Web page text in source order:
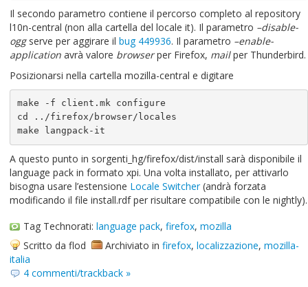
Il secondo parametro contiene il percorso completo al repository
l10n-central (non alla cartella del locale it). Il parametro –disable-
oggserve per aggirare il bug 449936. Il parametro –enable-
application avrà valore browserper Firefox, mailper Thunderbird.
Posizionarsi nella cartella mozilla-central e digitare
make -f client.mk configure
cd ../firefox/browser/locales
make langpack-it
A questo punto in sorgenti_hg/firefox/dist/install sarà disponibile il
language pack in formato xpi. Una volta installato, per attivarlo
bisogna usare l’estensione Locale Switcher(andrà forzata
modificando il file install.rdf per risultare compatibile con le nightly).
Tag Technorati: language pack, firefox, mozilla
Scritto da flod
Archiviato in firefox, localizzazione, mozilla-
italia
4 commenti/trackback »